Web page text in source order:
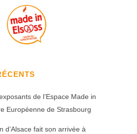
de l’Espace Made in
Européenne de Strasbourg
d’Alsace fait son arrivée à